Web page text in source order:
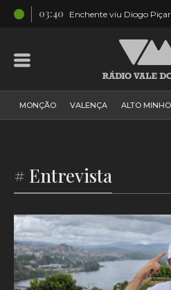
03:40 Enchente viu Diogo
MONÇÃO VALENÇA ALTO MINHO
VALE DO MINHO MINHO MUNDO
VILA PRAIA DE ÂNCORA
# Entrevista